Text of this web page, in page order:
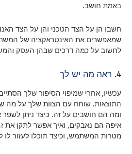
באמת חושב.
חשבו הן על הצד הטכני והן על הצד
שמאפשרים את האינטראקציה של
לחשוב על כמה דרכים שבהן העסק
4. ראה מה יש לך
עכשיו, אחרי שמיפוי הסיפור שלך
התוצאות. שוחח עם הצוות שלך על מה
ומה הם חושבים על זה. כיצד ניתן
איפה הם נאבקים, ואיך אפשר לתקן את
מטרות המשתמש, וכיצד תוכלו לעזור לו